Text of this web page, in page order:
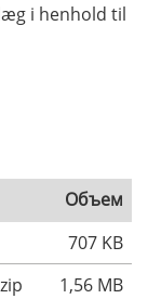
i henhold til
Объем
707 KB
1,56 MB